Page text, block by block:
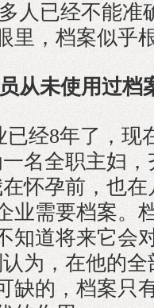
人已经不能准
里，档案似乎
从未使用过档
已经8年了，现
名全职主妇
怀孕前，也
业需要档案。
知道将来它会
认为，在他的
缺的，档案只